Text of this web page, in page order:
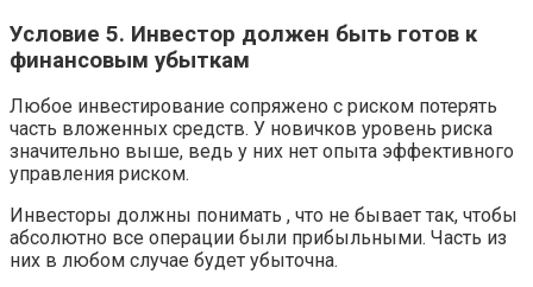
Условие 5. Инвестор должен быть готов к
финансовым убыткам
Любое инвестирование сопряжено с риском потерять
часть вложенных средств. У новичков уровень риска
значительно выше, ведь у них нет опыта эффективного
управления риском.
Инвесторы должны понимать , что не бывает так, чтобы
абсолютно все операции были прибыльными. Часть из
них в любом случае будет убыточна.